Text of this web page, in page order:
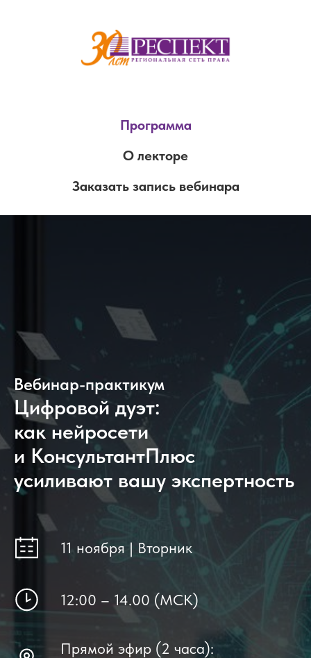
Программа
О лекторе
Заказать запись вебинара
Вебинар-практикум
Цифровой дуэт:
как нейросети
и КонсультантПлюс
усиливают вашу экспертность
11 ноября | Вторник
12:00 – 14.00 (МСК)
Прямой эфир (2 часа):